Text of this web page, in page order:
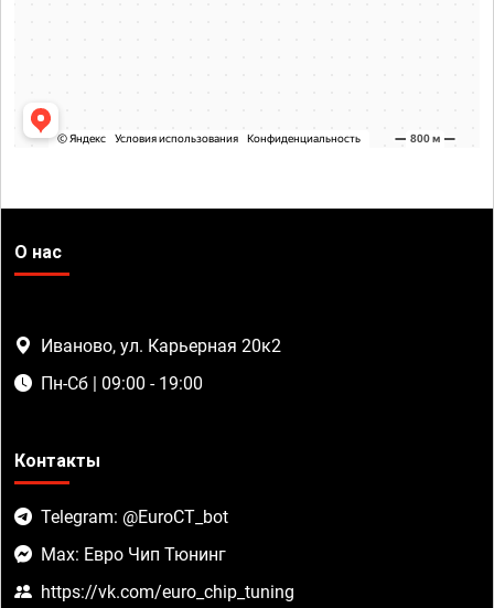
О нас
Иваново, ул. Карьерная 20к2
Пн-Сб | 09:00 - 19:00
Контакты
Telegram: @EuroCT_bot
Max: Евро Чип Тюнинг
https://vk.com/euro_chip_tuning